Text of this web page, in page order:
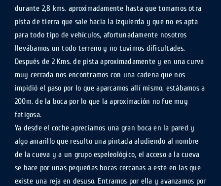
durante 2,8 kms. aproximadamente hasta que tomamos otra
pista de tierra que sale hacia la izquierda y que no es apta
para todo tipo de vehículos, afortunadamente nosotros
llevábamos un todo terreno y no tuvimos dificultades.
Después de 2 Kms. de pista aproximadamente y en una curva
muy cerrada nos encontramos con una cadena que nos
impidió el paso por lo que aparcamos allí mismo, estábamos a
200m. de la boca por lo que la aproximación no fue muy
fatigosa.
Ya desde el coche apreciamos una gran boca en la pared y
algo amarillo que resulto una pintada aludiendo al nombre
de la cueva y a un grupo espeleológico, el acceso a la cueva
se hace por unas pequeñas bocas cercanas a este en las que
existe una reja en desuso. Entramos por ella y avanzamos por